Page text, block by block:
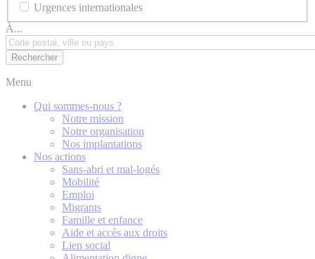
Urgences internationales
À...
Menu
Qui sommes-nous ?
Notre mission
Notre organisation
Nos implantations
Nos actions
Sans-abri et mal-logés
Mobilité
Emploi
Migrants
Famille et enfance
Aide et accès aux droits
Lien social